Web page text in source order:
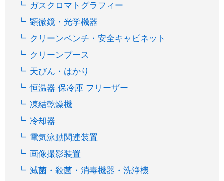
ガスクロマトグラフィー
顕微鏡・光学機器
クリーンベンチ・安全キャビネット
クリーンブース
天びん・はかり
恒温器 保冷庫 フリーザー
凍結乾燥機
冷却器
電気泳動関連装置
画像撮影装置
滅菌・殺菌・消毒機器・洗浄機